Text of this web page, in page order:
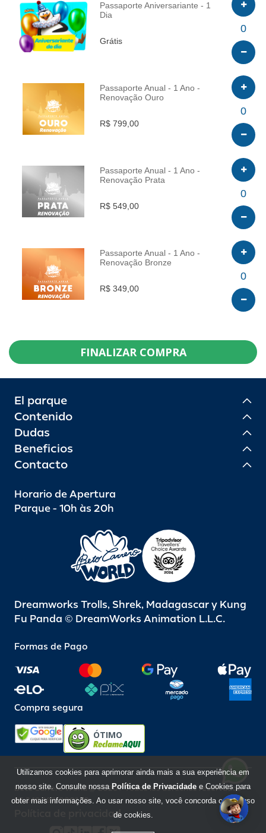
INFO
Passaporte Aniversariante - 1
Dia
Grátis
0
INFO
Passaporte Anual - 1 Ano -
Renovação Ouro
R$ 799,00
0
INFO
Passaporte Anual - 1 Ano -
Renovação Prata
R$ 549,00
0
INFO
Passaporte Anual - 1 Ano -
Renovação Bronze
R$ 349,00
0
FINALIZAR COMPRA
El parque
Contenido
Dudas
Beneficios
Contacto
Horario de Apertura
Parque - 10h às 20h
Dreamworks Trolls, Shrek, Madagascar y Kung
Fu Panda © DreamWorks Animation L.L.C.
Formas de Pago
Compra segura
ÓTIMO
Beto Carrero World @ 2026 / Todos los derechos reservados
85.248.987/0001-10
Política de privacidad
Utilizamos cookies para aprimorar ainda mais a sua experiência em
nosso site. Consulte nossa Política de Privacidade e Cookies para
obter mais informações. Ao usar nosso site, você concorda com o uso
de cookies.